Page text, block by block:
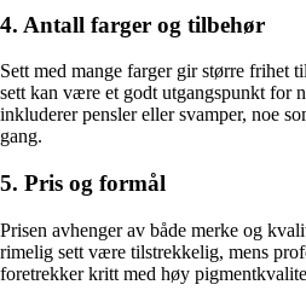
4. Antall farger og tilbehør
Sett med mange farger gir større frihet
sett kan være et godt utgangspunkt for
inkluderer pensler eller svamper, noe
gang.
5. Pris og formål
Prisen avhenger av både merke og
rimelig sett være tilstrekkelig, mens
foretrekker kritt med høy